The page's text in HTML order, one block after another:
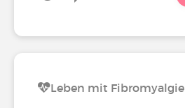
Leben mit Fibromyalgie